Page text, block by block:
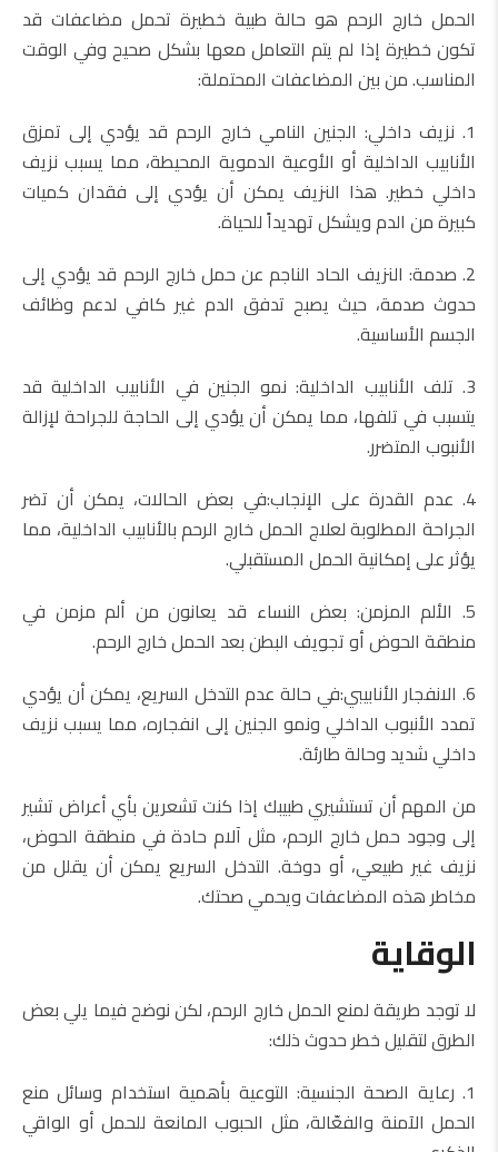
الحمل خارج الرحم هو حالة طبية خطيرة تحمل مضاعفات قد
تكون خطيرة إذا لم يتم التعامل معها بشكل صحيح وفي الوقت
المناسب. من بين المضاعفات المحتملة:
1. نزيف داخلي: الجنين النامي خارج الرحم قد يؤدي إلى تمزق
الأنابيب الداخلية أو الأوعية الدموية المحيطة، مما يسبب نزيف
داخلي خطير. هذا النزيف يمكن أن يؤدي إلى فقدان كميات
كبيرة من الدم ويشكل تهديداً للحياة.
2. صدمة: النزيف الحاد الناجم عن حمل خارج الرحم قد يؤدي إلى
حدوث صدمة، حيث يصبح تدفق الدم غير كافي لدعم وظائف
الجسم الأساسية.
3. تلف الأنابيب الداخلية: نمو الجنين في الأنابيب الداخلية قد
يتسبب في تلفها، مما يمكن أن يؤدي إلى الحاجة للجراحة لإزالة
الأنبوب المتضرر.
4. عدم القدرة على الإنجاب:في بعض الحالات، يمكن أن تضر
الجراحة المطلوبة لعلاج الحمل خارج الرحم بالأنابيب الداخلية، مما
يؤثر على إمكانية الحمل المستقبلي.
5. الألم المزمن: بعض النساء قد يعانون من ألم مزمن في
منطقة الحوض أو تجويف البطن بعد الحمل خارج الرحم.
6. الانفجار الأنابيبي:في حالة عدم التدخل السريع، يمكن أن يؤدي
تمدد الأنبوب الداخلي ونمو الجنين إلى انفجاره، مما يسبب نزيف
داخلي شديد وحالة طارئة.
من المهم أن تستشيري طبيبك إذا كنت تشعرين بأي أعراض تشير
إلى وجود حمل خارج الرحم، مثل آلام حادة في منطقة الحوض،
نزيف غير طبيعي، أو دوخة. التدخل السريع يمكن أن يقلل من
مخاطر هذه المضاعفات ويحمي صحتك.
الوقاية
لا توجد طريقة لمنع الحمل خارج الرحم، لكن نوضح فيما يلي بعض
الطرق لتقليل خطر حدوث ذلك:
1. رعاية الصحة الجنسية: التوعية بأهمية استخدام وسائل منع
الحمل الآمنة والفعّالة، مثل الحبوب المانعة للحمل أو الواقي